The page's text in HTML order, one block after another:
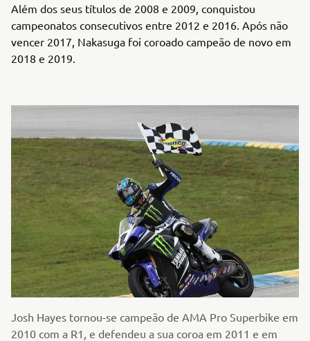
Além dos seus títulos de 2008 e 2009, conquistou
campeonatos consecutivos entre 2012 e 2016. Após não
vencer 2017, Nakasuga foi coroado campeão de novo em
2018 e 2019.
Josh Hayes tornou-se campeão de AMA Pro Superbike em
2010 com a R1, e defendeu a sua coroa em 2011 e em